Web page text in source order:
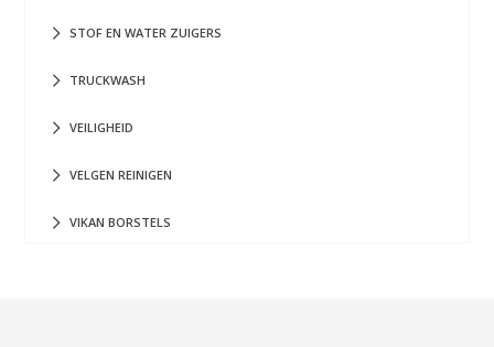
STOF EN WATER ZUIGERS
TRUCKWASH
VEILIGHEID
VELGEN REINIGEN
VIKAN BORSTELS